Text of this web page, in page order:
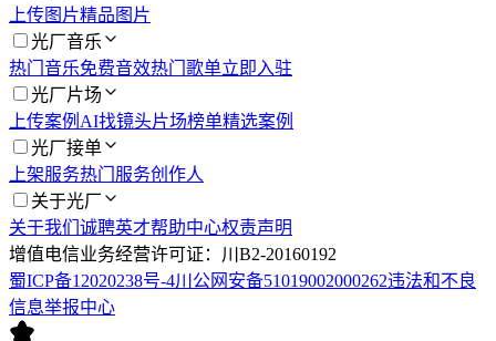
上传图片精品图片
光厂音乐
热门音乐免费音效热门歌单立即入驻
光厂片场
上传案例 AI找镜头片场榜单精选案例
光厂接单
上架服务热门服务创作人
关于光厂
关于我们 诚聘英才帮助中心权责声明
增值电信业务经营许可证：川B2-20160192
蜀ICP备12020238号-4川公网安备51019002000262违法和不良
信息举报中心